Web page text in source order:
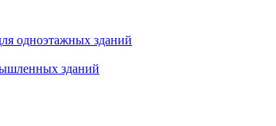
одноэтажных зданий
зданий